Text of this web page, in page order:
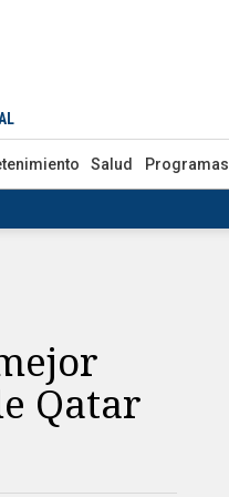
Salud Programas
Qatar